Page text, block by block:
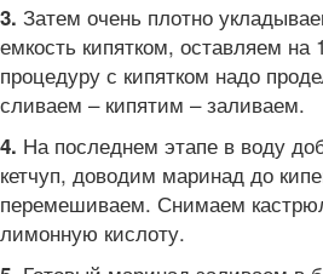
3. Затем очень плотно
емкость кипятком, оставляем
процедуру с кипятком надо
сливаем – кипятим – заливаем.
4. На последнем этапе в воду
кетчуп, доводим маринад до
перемешиваем. Снимаем
лимонную кислоту.